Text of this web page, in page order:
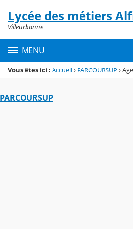
Menu de la rubrique
Contenu
Lycée des métiers
Villeurbanne
MENU
Vous êtes ici : Accueil› PARCOURSUP ›
PARCOURSUP